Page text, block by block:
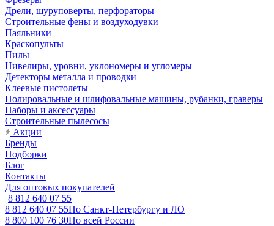
Дрели, шуруповерты, перфораторы
Строительные фены и воздуходувки
Паяльники
Краскопульты
Пилы
Нивелиры, уровни, уклономеры и угломеры
Детекторы металла и проводки
Клеевые пистолеты
Полировальные и шлифовальные машины, рубанки, граверы
Наборы и аксессуары
Строительные пылесосы
Акции
Бренды
Подборки
Блог
Контакты
Для оптовых покупателей
8 812 640 07 55
8 812 640 07 55По Санкт-Петербургу и ЛО
8 800 100 76 30По всей России